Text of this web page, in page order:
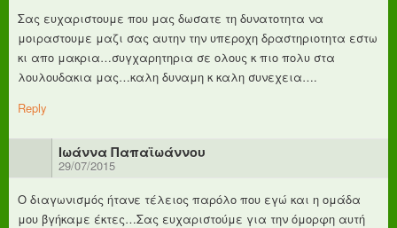
Σας ευχαριστουμε που μας δωσατε τη δυνατοτητα να
μοιραστουμε μαζι σας αυτην την υπεροχη δραστηριοτητα εστω
κι απο μακρια…συγχαρητηρια σε ολους κ πιο πολυ στα
λουλουδακια μας…καλη δυναμη κ καλη συνεχεια….
Reply
Ιωάννα Παπαϊωάννου
29/07/2015
Ο διαγωνισμός ήτανε τέλειος παρόλο που εγώ και η ομάδα
μου βγήκαμε έκτες…Σας ευχαριστούμε για την όμορφη αυτή